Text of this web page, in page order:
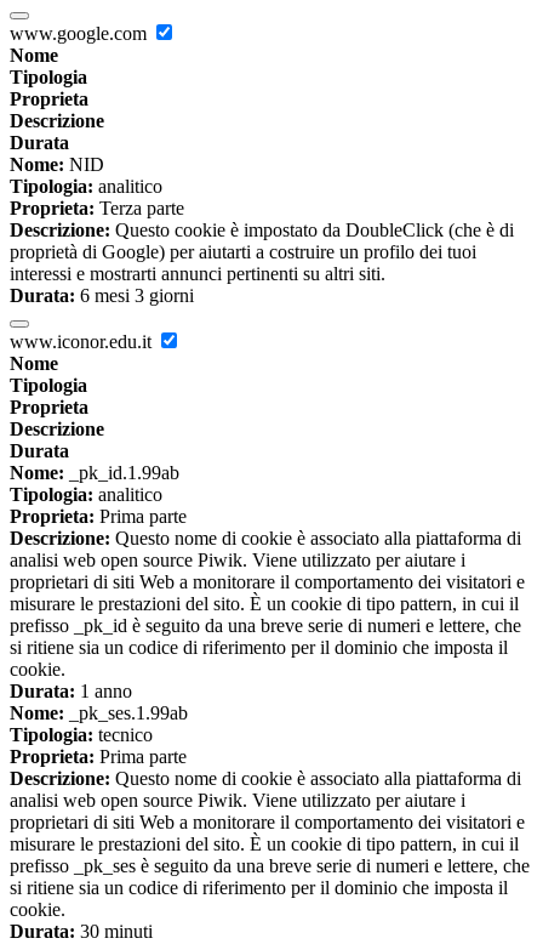
www.google.com
Nome
Tipologia
Proprieta
Descrizione
Durata
Nome: NID
Tipologia: analitico
Proprieta: Terza parte
Descrizione: Questo cookie è impostato da DoubleClick (che è di
proprietà di Google) per aiutarti a costruire un profilo dei tuoi
interessi e mostrarti annunci pertinenti su altri siti.
Durata: 6 mesi 3 giorni
www.iconor.edu.it
Nome
Tipologia
Proprieta
Descrizione
Durata
Nome: _pk_id.1.99ab
Tipologia: analitico
Proprieta: Prima parte
Descrizione: Questo nome di cookie è associato alla piattaforma di
analisi web open source Piwik. Viene utilizzato per aiutare i
proprietari di siti Web a monitorare il comportamento dei visitatori e
misurare le prestazioni del sito. È un cookie di tipo pattern, in cui il
prefisso _pk_id è seguito da una breve serie di numeri e lettere, che
si ritiene sia un codice di riferimento per il dominio che imposta il
cookie.
Durata: 1 anno
Nome: _pk_ses.1.99ab
Tipologia: tecnico
Proprieta: Prima parte
Descrizione: Questo nome di cookie è associato alla piattaforma di
analisi web open source Piwik. Viene utilizzato per aiutare i
proprietari di siti Web a monitorare il comportamento dei visitatori e
misurare le prestazioni del sito. È un cookie di tipo pattern, in cui il
prefisso _pk_ses è seguito da una breve serie di numeri e lettere, che
si ritiene sia un codice di riferimento per il dominio che imposta il
cookie.
Durata: 30 minuti